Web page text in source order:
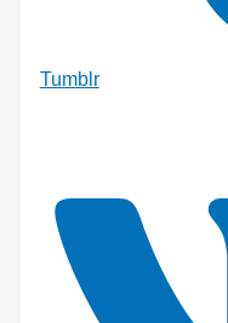
Tumblr